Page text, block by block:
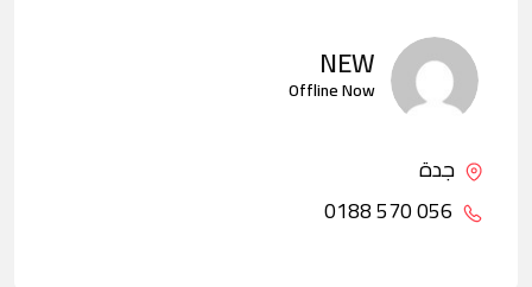
NEW
Offline Now
جدة